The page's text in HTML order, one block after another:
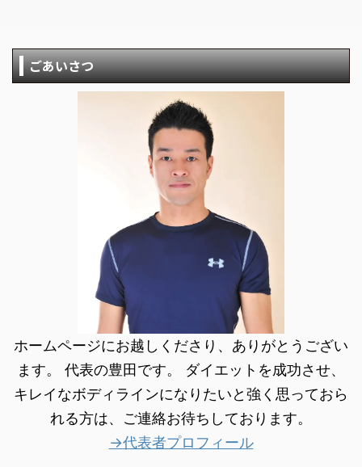
ごあいさつ
ホームページにお越しくださり、ありがとうござい
ます。 代表の豊田です。 ダイエットを成功させ、
キレイなボディラインになりたいと強く思っておら
れる方は、ご連絡お待ちしております。
→代表者プロフィール